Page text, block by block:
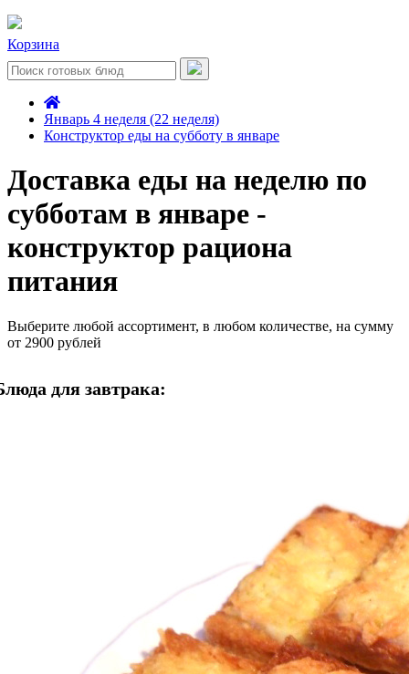
Корзина
Январь 4 неделя (22 неделя)
Конструктор еды на субботу в январе
Доставка еды на неделю по
субботам в январе -
конструктор рациона
питания
Выберите любой ассортимент, в любом количестве, на сумму
от 2900 рублей
для завтрака: